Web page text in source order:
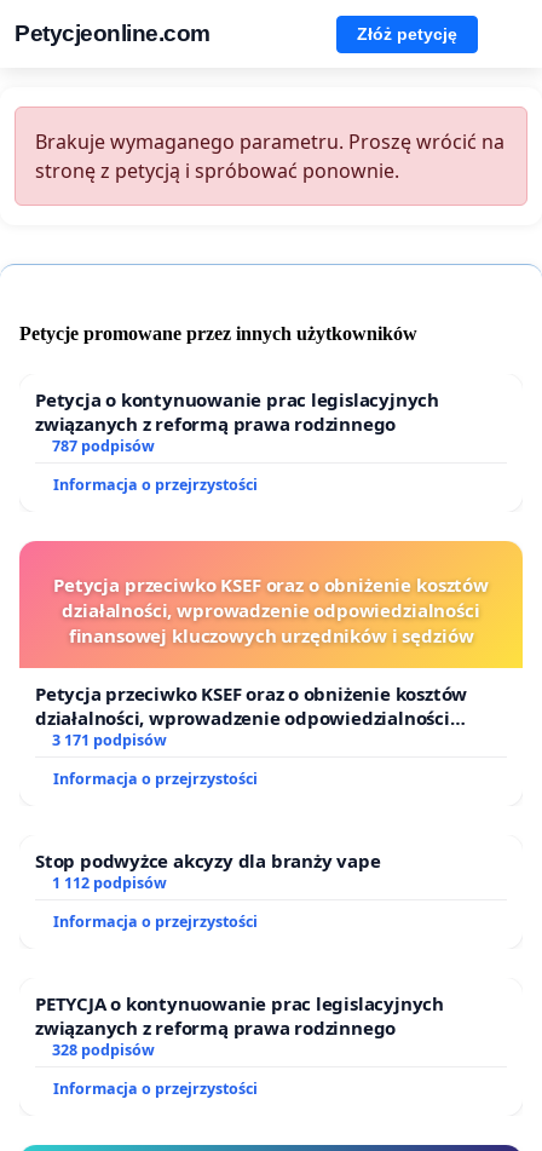
Petycjeonline.com Złóż petycję
Brakuje wymaganego parametru. Proszę wrócić na
stronę z petycją i spróbować ponownie.
Petycje promowane przez innych użytkowników
Petycja o kontynuowanie prac legislacyjnych
związanych z reformą prawa rodzinnego
787 podpisów
Informacja o przejrzystości
Petycja przeciwko KSEF oraz o obniżenie kosztów
działalności, wprowadzenie odpowiedzialności
finansowej kluczowych urzędników i sędziów
Petycja przeciwko KSEF oraz o obniżenie kosztów
działalności, wprowadzenie odpowiedzialności
finansowej kluczowych urzędników i sędziów
3 171 podpisów
Informacja o przejrzystości
Stop podwyżce akcyzy dla branży vape
1 112 podpisów
Informacja o przejrzystości
PETYCJA o kontynuowanie prac legislacyjnych
związanych z reformą prawa rodzinnego
328 podpisów
Informacja o przejrzystości